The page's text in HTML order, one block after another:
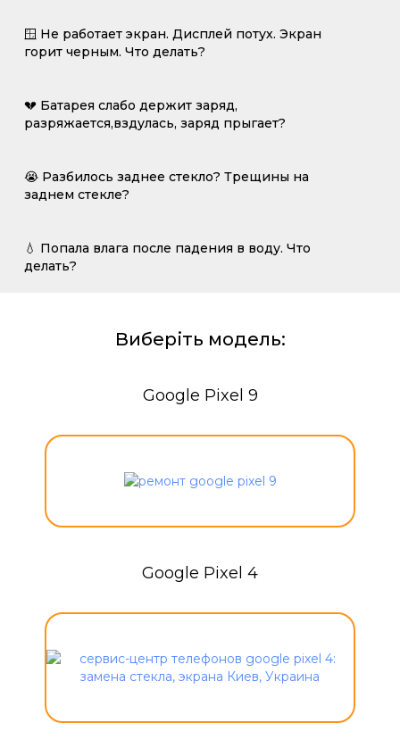
🪟 Не работает экран. Дисплей потух. Экран
горит черным. Что делать?
💔 Батарея слабо держит заряд,
разряжается,вздулась, заряд прыгает?
😭 Разбилось заднее стекло? Трещины на
заднем стекле?
💧 Попала влага после падения в воду. Что
делать?
Виберіть модель:
Google Pixel 9
Google Pixel 4